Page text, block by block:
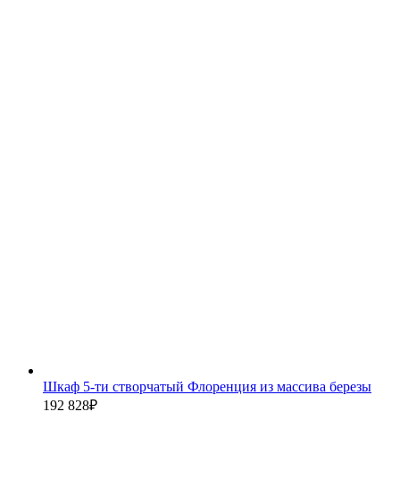
Шкаф 5-ти створчатый Флоренция из массива березы
192 828₽